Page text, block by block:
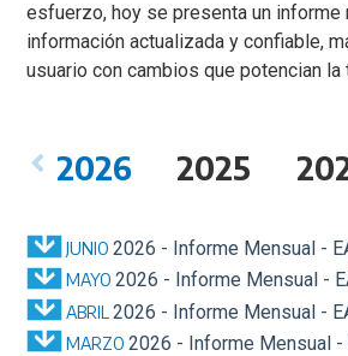
esfuerzo, hoy se presenta un informe
información actualizada y confiable,
usuario con cambios que potencian
2026 2025
JUNIO2026 - Informe Mensual -
MAYO2026 - Informe Mensual -
ABRIL2026 - Informe Mensual -
MARZO2026 - Informe Mensual -